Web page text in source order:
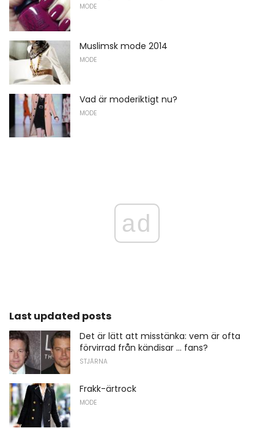
MODE
Muslimsk mode 2014
MODE
Vad är moderiktigt nu?
MODE
ad
Last updated posts
Det är lätt att misstänka: vem är ofta
förvirrad från kändisar ... fans?
STJÄRNA
Frakk-ärtrock
MODE